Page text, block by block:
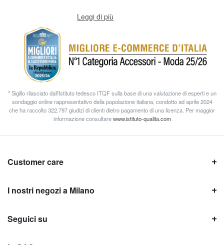
Leggi di più
* Sigillo rilasciato dall’Istituto tedesco ITQF sulla base di una valutazione di esperti e un
sondaggio online rappresentativo della popolazione italiana, condotto ad aprile 2024
che ha raccolto 322.797 giudizi di clienti dietro pagamento di una licenza. Per maggior
informazione consultarewww.istituto-qualita.com
Customer care
I nostri negozi a Milano
Seguici su